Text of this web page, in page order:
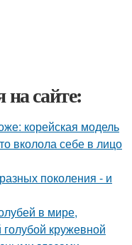
сайте:
корейская модель
вколола себе в лицо
поколения - и
в мире,
кружевной